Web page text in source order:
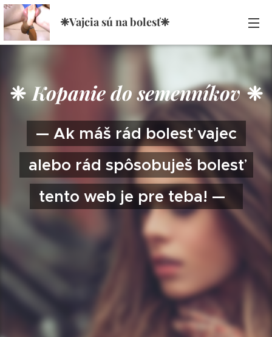
❈Vajcia sú na bolesť❈
❈ Kopanie do semenníkov ❈
— Ak máš rád bolesť vajec
alebo rád spôsobuješ bolesť
tento web je pre teba! —